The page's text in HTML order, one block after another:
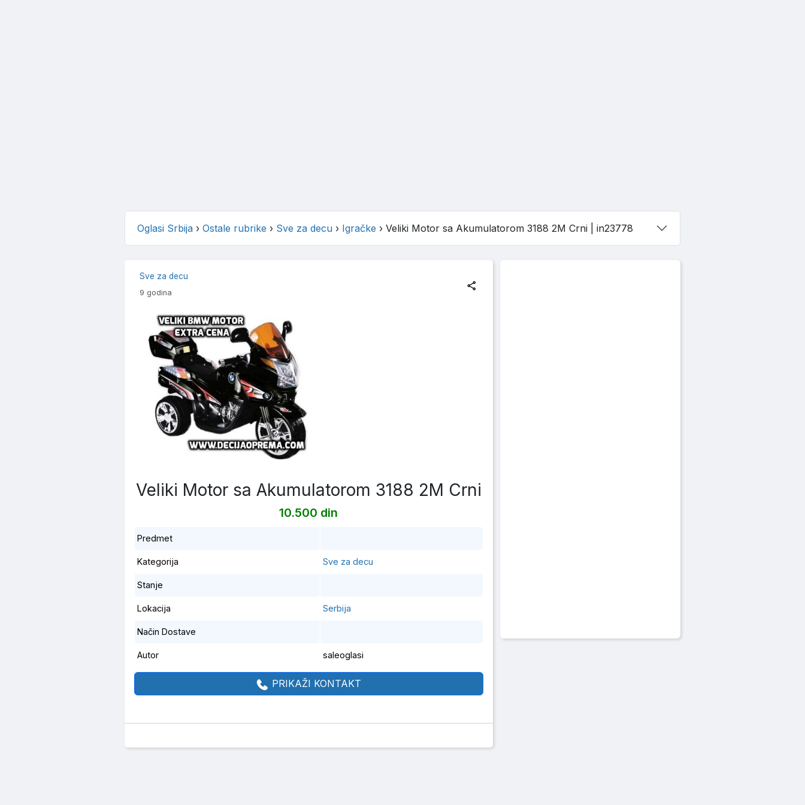
Oglasi Srbija› Ostale rubrike › Sve za decu› Igračke › Veliki Motor sa Akumulatorom 3188 2M Crni| in23778
Sve za decu
9 godina
Veliki Motor sa Akumulatorom 3188 2M Crni
10.500 din
Predmet
Kategorija Sve za decu
Stanje
Lokacija Serbija
Način Dostave
Autor saleoglasi
PRIKAŽI KONTAKT